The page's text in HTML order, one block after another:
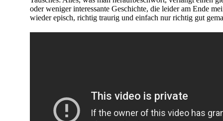
oder weniger interessante Geschichte, die leider am Ende
wieder episch, richtig traurig und einfach nur richtig gut